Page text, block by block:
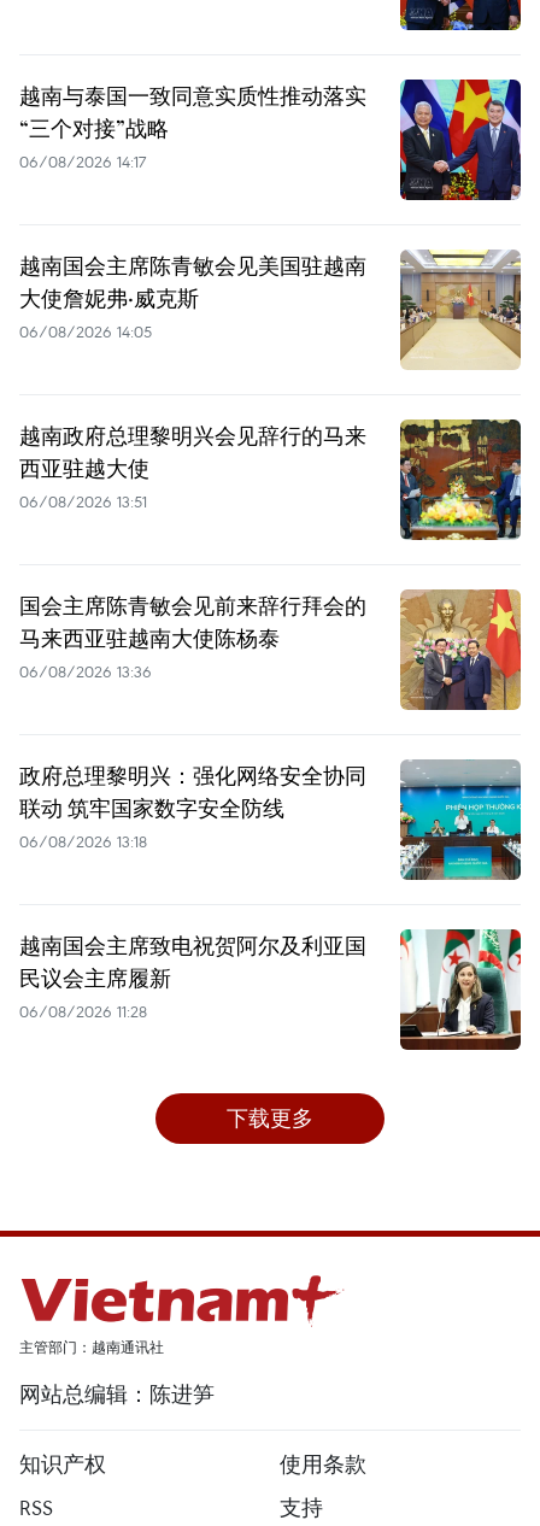
越南与泰国一致同意实质性推动落实
“三个对接”战略
06/08/2026 14:17
越南国会主席陈青敏会见美国驻越南
大使詹妮弗·威克斯
06/08/2026 14:05
越南政府总理黎明兴会见辞行的马来
西亚驻越大使
06/08/2026 13:51
国会主席陈青敏会见前来辞行拜会的
马来西亚驻越南大使陈杨泰
06/08/2026 13:36
政府总理黎明兴：强化网络安全协同
联动 筑牢国家数字安全防线
06/08/2026 13:18
越南国会主席致电祝贺阿尔及利亚国
民议会主席履新
06/08/2026 11:28
下载更多
主管部门：越南通讯社
网站总编辑：陈进笋
知识产权
使用条款
RSS
支持